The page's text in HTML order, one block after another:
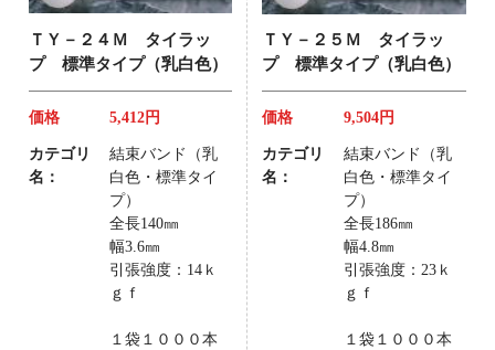
ＴＹ－２４Ｍ タイラッ
プ 標準タイプ（乳白色）
価格 5,412円
カテゴリ
名：
結束バンド（乳
白色・標準タイ
プ）
全長140㎜
幅3.6㎜
引張強度：14ｋ
ｇｆ
１袋１０００本
ＴＹ－２５Ｍ タイラッ
プ 標準タイプ（乳白色）
価格 9,504円
カテゴリ
名：
結束バンド（乳
白色・標準タイ
プ）
全長186㎜
幅4.8㎜
引張強度：23ｋ
ｇｆ
１袋１０００本